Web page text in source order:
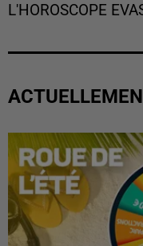
L'HOROSCOPE